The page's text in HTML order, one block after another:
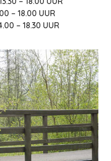
– 18.00 UUR
– 18.30 UUR